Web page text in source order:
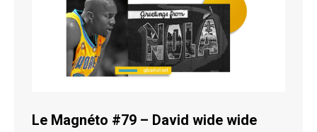
Le Magnéto #79 – David wide wide